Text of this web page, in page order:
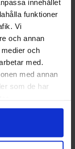
innehållet
funktioner
Vi
och annan
och
med.
med annan
som de har